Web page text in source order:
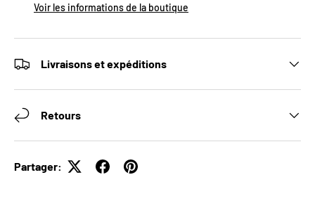
Voir les informations de la boutique
Livraisons et expéditions
Retours
Partager: